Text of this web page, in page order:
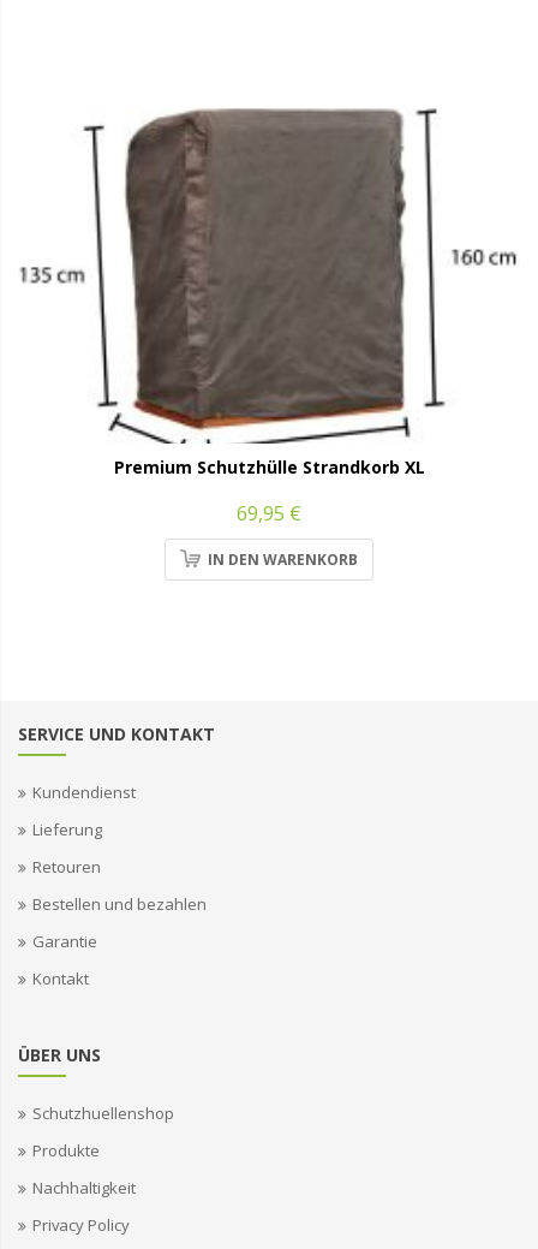
Premium Schutzhülle Strandkorb XL
69,95 €
IN DEN WARENKORB
SERVICE UND KONTAKT
Kundendienst
Lieferung
Retouren
Bestellen und bezahlen
Garantie
Kontakt
ÜBER UNS
Schutzhuellenshop
Produkte
Nachhaltigkeit
Privacy Policy